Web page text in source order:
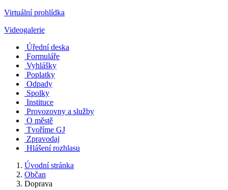
Virtuální prohlídka
Videogalerie
Úřední deska
Formuláře
Vyhlášky
Poplatky
Odpady
Spolky
Instituce
Provozovny a služby
O městě
Tvoříme GJ
Zpravodaj
Hlášení rozhlasu
Úvodní stránka
Občan
Doprava